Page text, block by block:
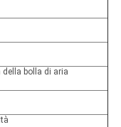
bolla di aria